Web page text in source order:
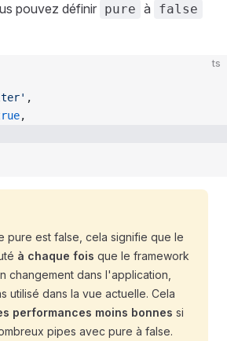
pouvez définir pure à false
ts
,
,
pure est false, cela signifie que le
à chaque fois que le framework
changement dans l'application,
utilisé dans la vue actuelle. Cela
performances moins bonnes si
pipes avec pure à false.